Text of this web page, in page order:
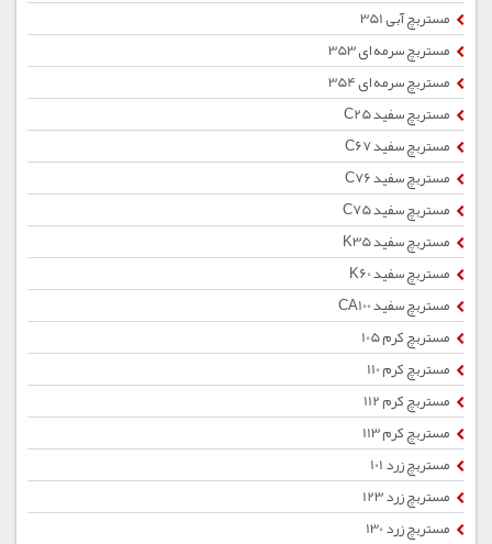
مستربچ آبی 351
مستربچ سرمه ای 353
مستربچ سرمه ای 354
مستربچ سفید C25
مستربچ سفید C67
مستربچ سفید C76
مستربچ سفید C75
مستربچ سفید K35
مستربچ سفید K60
مستربچ سفید CA100
مستربچ کرم 105
مستربچ کرم 110
مستربچ کرم 112
مستربچ کرم 113
مستربچ زرد 101
مستربچ زرد 123
مستربچ زرد 130